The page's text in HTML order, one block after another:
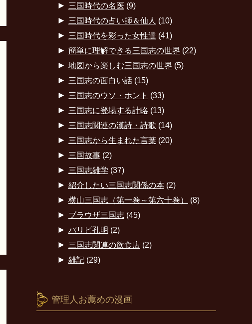
► 三国時代の名医 (9)
► 三国時代の占い師＆仙人 (10)
► 三国時代を彩った女性達 (41)
► 簡単に理解できる三国志の世界 (22)
► 地図から楽しむ三国志の世界 (5)
► 三国志の面白い話(15)
► 三国志のウソ・ホント (33)
► 三国志に登場する計略 (13)
► 三国志関連の漢詩・詩歌 (14)
► 三国志から生まれた言葉(20)
► 三国故事(2)
► 三国志雑学 (37)
► 紹介したい三国志関係の本(2)
► 横山三国志（第一巻～第六十巻） (8)
► ブラウザ三国志(45)
► パリピ孔明 (2)
► 三国志関連の飲食店(2)
► 雑記(29)
管理人お薦めの漫画